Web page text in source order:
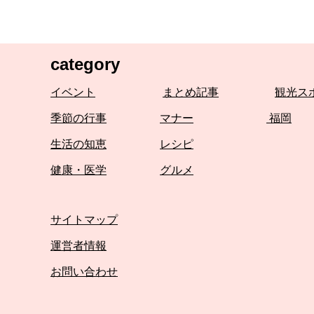
category
イベント まとめ記事 観光ス
季節の行事 マナー 福岡
生活の知恵 レシピ
健康・医学 グルメ
サイトマップ
運営者情報
お問い合わせ